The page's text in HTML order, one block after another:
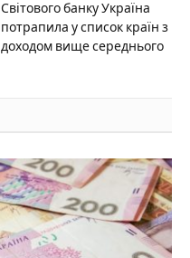
Світового банку Україна
потрапила у список країн з
доходом вище середнього